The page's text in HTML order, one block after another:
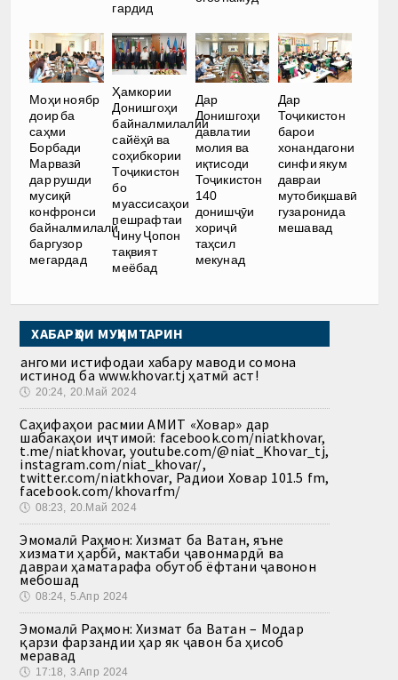
гардид
Моҳи ноябр
доир ба
саҳми
Борбади
Марвазӣ
дар рушди
мусиқӣ
конфронси
байналмилалӣ
баргузор
мегардад
Ҳамкории
Донишгоҳи
байналмилалии
сайёҳӣ ва
соҳибкории
Тоҷикистон
бо
муассисаҳои
пешрафтаи
Чину Ҷопон
тақвият
меёбад
Дар
Донишгоҳи
давлатии
молия ва
иқтисоди
Тоҷикистон
140
донишҷӯи
хориҷӣ
таҳсил
мекунад
Дар
Тоҷикистон
барои
хонандагони
синфи якум
давраи
мутобиқшавӣ
гузаронида
мешавад
ХАБАРҲОИ МУҲИМТАРИН
Ҳангоми истифодаи хабару маводи сомона
истинод ба www.khovar.tj ҳатмӣ аст!
🕔 20:24, 20.Май 2024
Саҳифаҳои расмии АМИТ «Ховар» дар
шабакаҳои иҷтимоӣ: facebook.com/niatkhovar,
t.me/niatkhovar, youtube.com/@niat_Khovar_tj,
instagram.com/niat_khovar/,
twitter.com/niatkhovar, Радиои Ховар 101.5 fm,
facebook.com/khovarfm/
🕔 08:23, 20.Май 2024
Эмомалӣ Раҳмон: Хизмат ба Ватан, яъне
хизмати ҳарбӣ, мактаби ҷавонмардӣ ва
давраи ҳаматарафа обутоб ёфтани ҷавонон
мебошад
🕔 08:24, 5.Апр 2024
Эмомалӣ Раҳмон: Хизмат ба Ватан – Модар
қарзи фарзандии ҳар як ҷавон ба ҳисоб
меравад
🕔 17:18, 3.Апр 2024